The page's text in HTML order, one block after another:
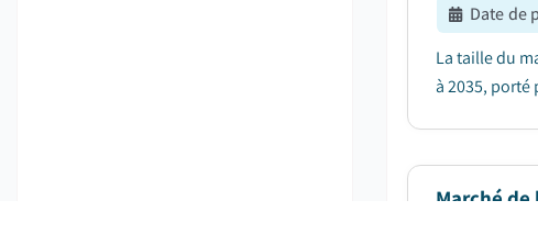
Date de
La taille du
à 2035,
Marché